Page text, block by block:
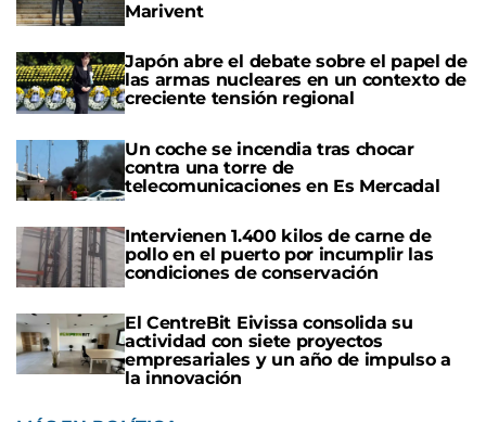
Marivent
Japón abre el debate sobre el papel de
las armas nucleares en un contexto de
creciente tensión regional
Un coche se incendia tras chocar
contra una torre de
telecomunicaciones en Es Mercadal
Intervienen 1.400 kilos de carne de
pollo en el puerto por incumplir las
condiciones de conservación
El CentreBit Eivissa consolida su
actividad con siete proyectos
empresariales y un año de impulso a
la innovación